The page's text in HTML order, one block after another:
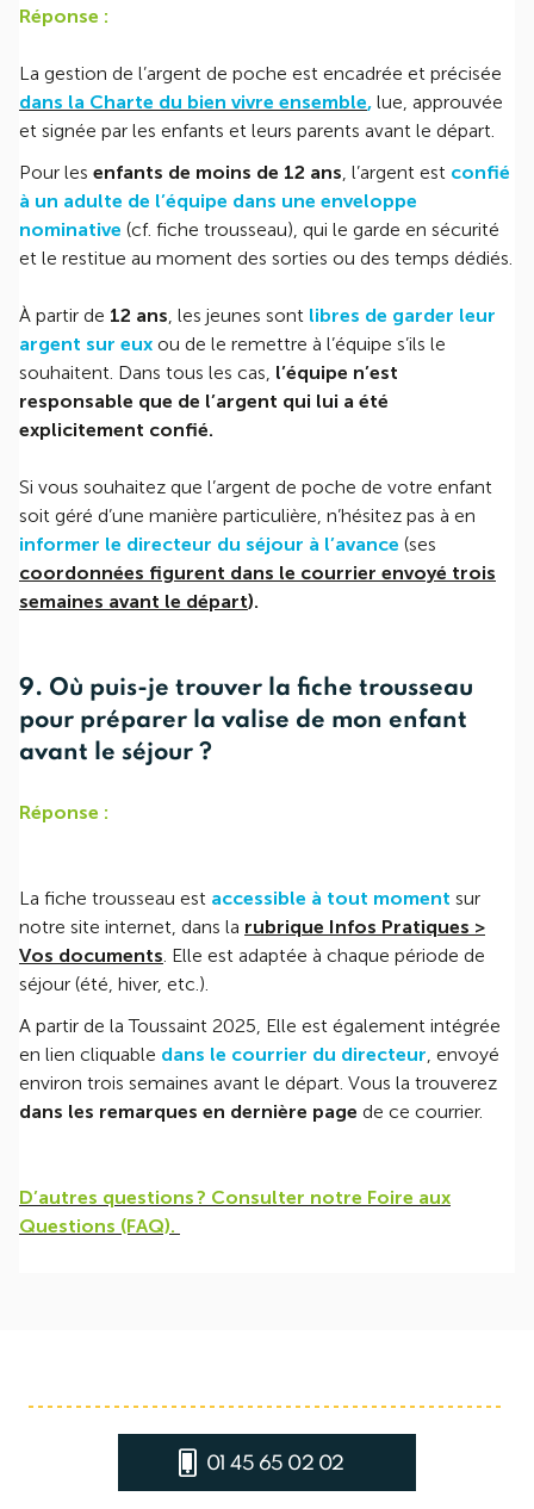
Réponse :
La gestion de l’argent de poche est encadrée et précisée
dans la Charte du bien vivre ensemble, lue, approuvée
et signée par les enfants et leurs parents avant le départ.
Pour les enfants de moins de 12 ans, l’argent est confié
à un adulte de l’équipe dans une enveloppe
nominative (cf. fiche trousseau), qui le garde en sécurité
et le restitue au moment des sorties ou des temps dédiés.
À partir de 12 ans, les jeunes sont libres de garder leur
argent sur eux ou de le remettre à l’équipe s’ils le
souhaitent. Dans tous les cas, l’équipe n’est
responsable que de l’argent qui lui a été
explicitement confié.
Si vous souhaitez que l’argent de poche de votre enfant
soit géré d’une manière particulière, n’hésitez pas à en
informer le directeur du séjour à l’avance (ses
coordonnées figurent dans le courrier envoyé trois
semaines avant le départ).
9. Où puis-je trouver la fiche trousseau
pour préparer la valise de mon enfant
avant le séjour ?
Réponse :
La fiche trousseau est accessible à tout moment sur
notre site internet, dans la rubrique Infos Pratiques >
Vos documents. Elle est adaptée à chaque période de
séjour (été, hiver, etc.).
A partir de la Toussaint 2025, Elle est également intégrée
en lien cliquable dans le courrier du directeur, envoyé
environ trois semaines avant le départ. Vous la trouverez
dans les remarques en dernière page de ce courrier.
D’autres questions ? Consulter notre Foire aux
Questions (FAQ).
01 45 65 02 02